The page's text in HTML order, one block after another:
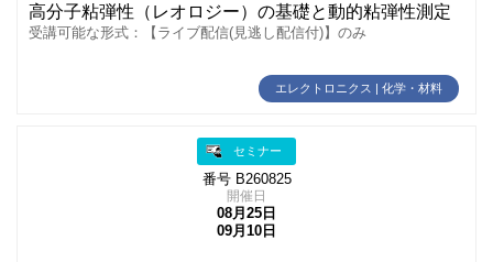
高分子粘弾性（レオロジー）の基礎と動的粘弾性測定
受講可能な形式：【ライブ配信(見逃し配信付)】のみ
エレクトロニクス | 化学・材料
セミナー
番号 B260825
開催日
08月25日
09月10日